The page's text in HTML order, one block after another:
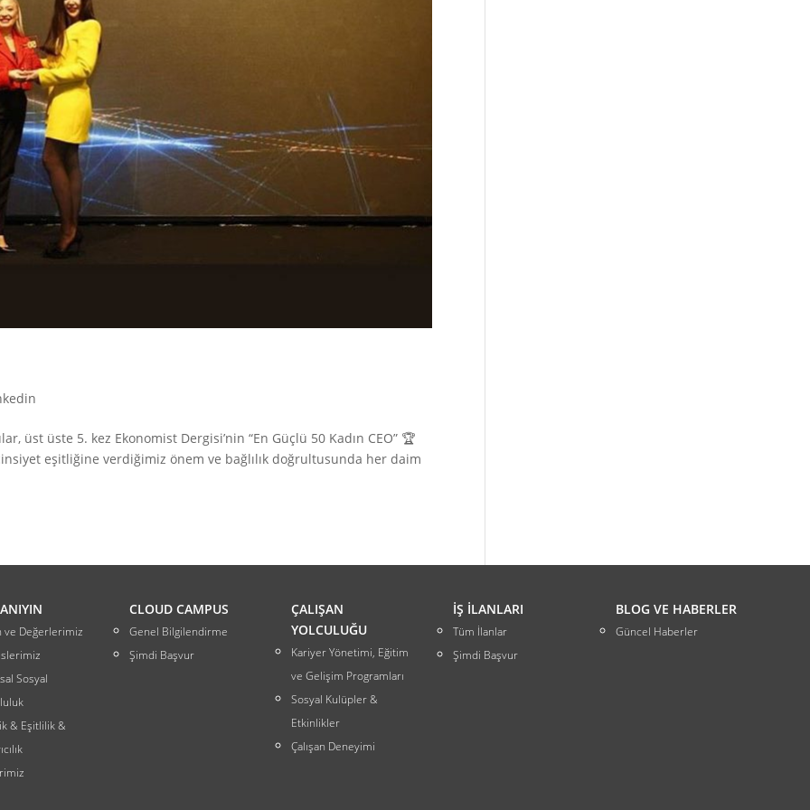
üst üste 5. kez Ekonomist Dergisi’nin “En Güçlü 50 Kadın CEO” 🏆
eşitliğine verdiğimiz önem ve bağlılık doğrultusunda her daim
ve Değerlerimiz
Sosyal
& Eşitlilik &
CLOUD CAMPUS
Genel Bilgilendirme
Şimdi Başvur
ÇALIŞAN
YOLCULUĞU
Kariyer Yönetimi, Eğitim
ve Gelişim Programları
Sosyal Kulüpler &
Etkinlikler
Çalışan Deneyimi
İŞ İLANLARI
Tüm İlanlar
Şimdi Başvur
BLOG VE HABERLER
Güncel Haberler